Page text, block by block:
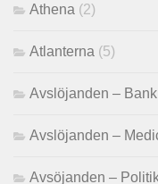
Athena (2)
Atlanterna (5)
Avslöjanden –
Avslöjanden –
Avsöjanden –